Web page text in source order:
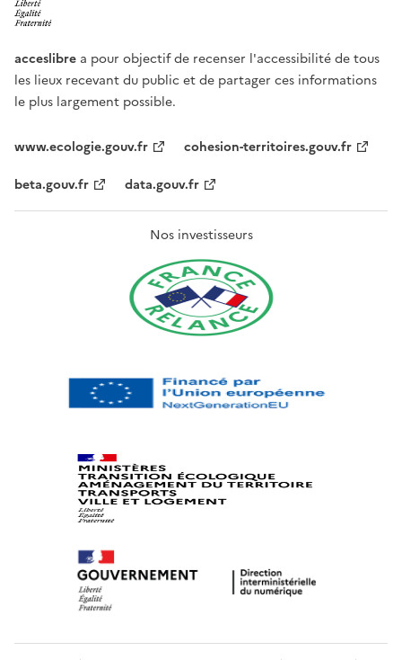
acceslibre a pour objectif de recenser l'accessibilité de tous
les lieux recevant du public et de partager ces informations
le plus largement possible.
www.ecologie.gouv.fr
cohesion-territoires.gouv.fr
beta.gouv.fr
data.gouv.fr
Nos investisseurs